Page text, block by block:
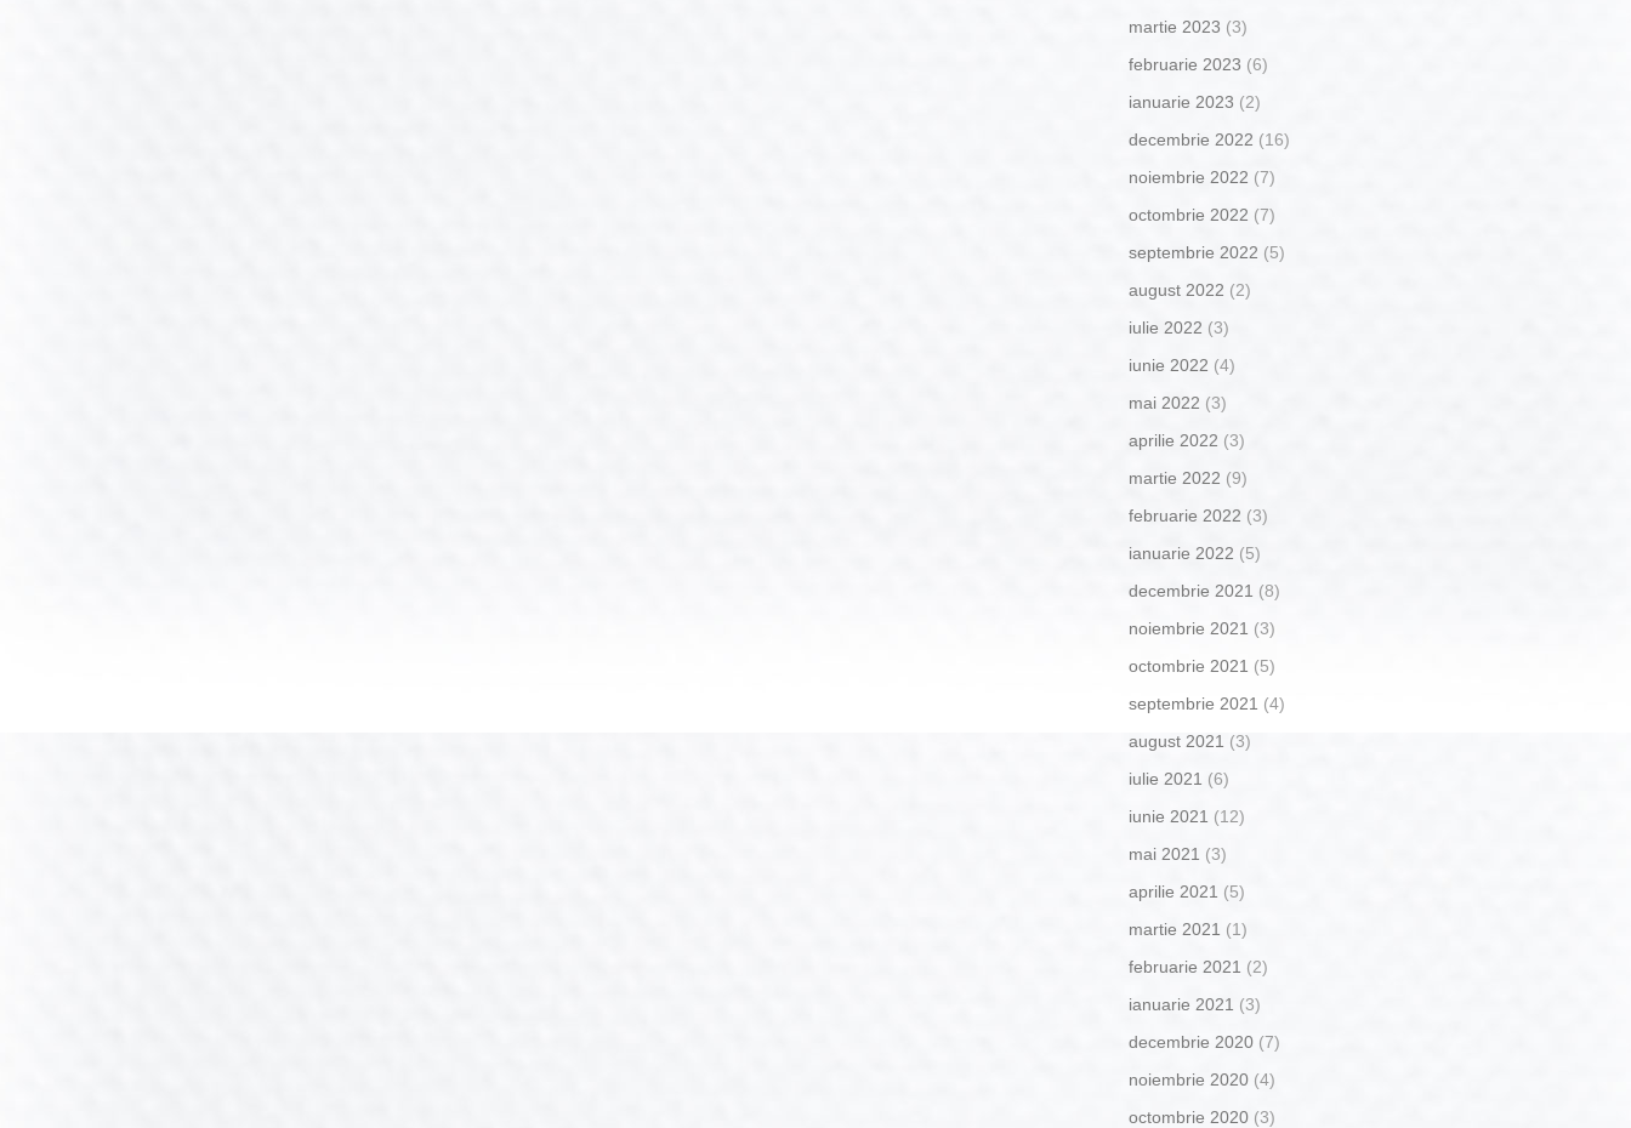
martie 2023 (3)
februarie 2023 (6)
ianuarie 2023 (2)
decembrie 2022 (16)
noiembrie 2022 (7)
octombrie 2022 (7)
septembrie 2022 (5)
august 2022 (2)
iulie 2022 (3)
iunie 2022 (4)
mai 2022 (3)
aprilie 2022 (3)
martie 2022 (9)
februarie 2022 (3)
ianuarie 2022 (5)
decembrie 2021 (8)
noiembrie 2021 (3)
octombrie 2021 (5)
septembrie 2021 (4)
august 2021 (3)
iulie 2021 (6)
iunie 2021 (12)
mai 2021 (3)
aprilie 2021 (5)
martie 2021 (1)
februarie 2021 (2)
ianuarie 2021 (3)
decembrie 2020 (7)
noiembrie 2020 (4)
octombrie 2020 (3)